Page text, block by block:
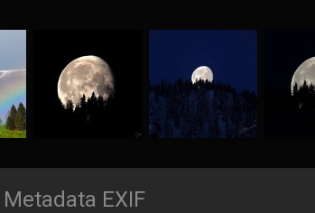
Metadata EXIF